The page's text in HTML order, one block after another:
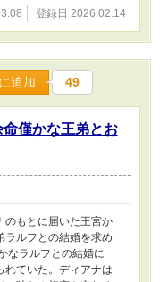
登録日 2026.02.14
追加 49
僅かな王弟とお
のもとに届いた王宮か
ラルフとの結婚を求め
なラルフとの結婚に
れていた。ディアナは